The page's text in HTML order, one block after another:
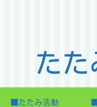
た
■たたみ活動